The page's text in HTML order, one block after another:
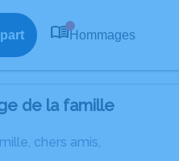
Hommages
de la famille
chers amis,